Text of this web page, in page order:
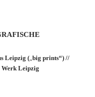
Leipzig („big prints“) //
Werk Leipzig